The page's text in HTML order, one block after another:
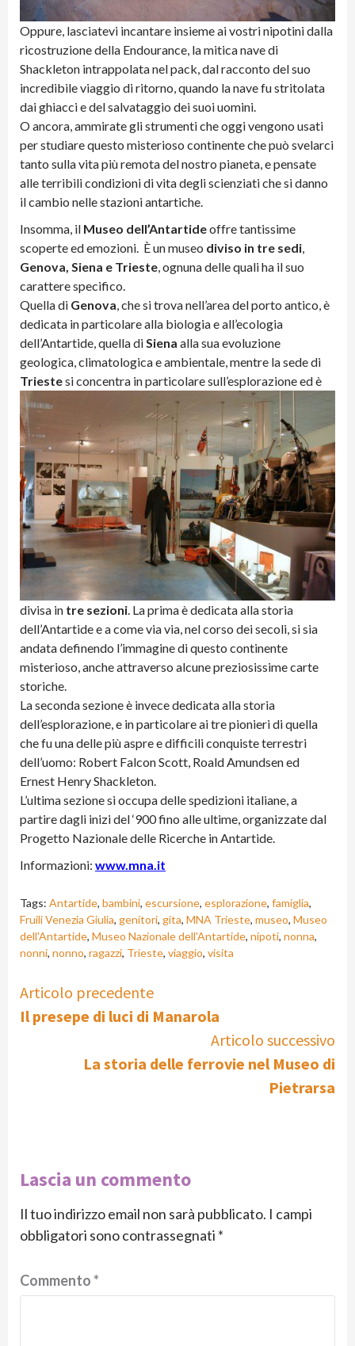
Oppure, lasciatevi incantare insieme ai vostri nipotini dalla
ricostruzione della Endourance, la mitica nave di
Shackleton intrappolata nel pack, dal racconto del suo
incredibile viaggio di ritorno, quando la nave fu stritolata
dai ghiacci e del salvataggio dei suoi uomini.
O ancora, ammirate gli strumenti che oggi vengono usati
per studiare questo misterioso continente che può svelarci
tanto sulla vita più remota del nostro pianeta, e pensate
alle terribili condizioni di vita degli scienziati che si danno
il cambio nelle stazioni antartiche.
Insomma, il Museo dell’Antartideoffre tantissime
scoperte ed emozioni. È un museo diviso in tre sedi,
Genova, Siena e Trieste, ognuna delle quali ha il suo
carattere specifico.
Quella di Genova, che si trova nell’area del porto antico, è
dedicata in particolare alla biologia e all’ecologia
dell’Antartide, quella diSiena alla sua evoluzione
geologica, climatologica e ambientale, mentre la sede di
Triestesi concentra inparticolare sull’esplorazione ed è
divisa in tre sezioni. La prima è dedicata alla storia
dell’Antartide e a come via via, nel corso dei secoli, si sia
andata definendo l’immagine di questo continente
misterioso, anche attraverso alcune preziosissime carte
storiche.
La seconda sezione è invece dedicata alla storia
dell’esplorazione, e in particolare ai tre pionieri di quella
che fu una delle più aspre e difficili conquiste terrestri
dell’uomo: Robert Falcon Scott, Roald Amundsen ed
Ernest Henry Shackleton.
L’ultima sezione si occupa delle spedizioni italiane, a
partire dagli inizi del ‘900 fino alle ultime, organizzate dal
Progetto Nazionale delle Ricerche in Antartide.
Informazioni: www.mna.it
Tags: Antartide, bambini, escursione, esplorazione, famiglia,
Fruili Venezia Giulia, genitori, gita, MNA Trieste, museo, Museo
dell'Antartide, Museo Nazionale dell'Antartide, nipoti, nonna,
nonni, nonno, ragazzi, Trieste, viaggio, visita
Continue
Reading
Articolo precedente
Il presepe di luci di Manarola
Articolo successivo
La storia delle ferrovie nel Museo di
Pietrarsa
Lascia un commento
Il tuo indirizzo email non sarà pubblicato. I campi
obbligatori sono contrassegnati *
Commento*